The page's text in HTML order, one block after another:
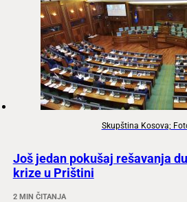
Skupština Kosova;
Još jedan pokušaj rešavanja
krize u Prištini
2 MIN ČITANJA